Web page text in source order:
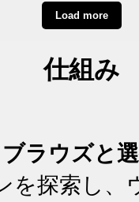
Load more
仕組み
ブラウズと
を探索し、